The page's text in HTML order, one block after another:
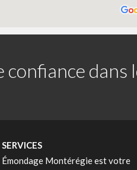
dans
SERVICES
Émondage Montérégie est votre